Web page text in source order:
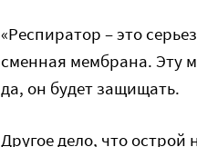
«Респиратор – это
сменная мембрана. Эту
да, он будет защищать.
Другое дело, что